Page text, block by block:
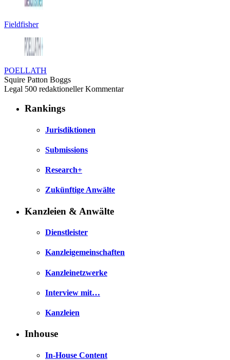
Fieldfisher
POELLATH
Squire Patton Boggs
Legal 500 redaktioneller Kommentar
Rankings
Jurisdiktionen
Submissions
Research+
Zukünftige Anwälte
Kanzleien & Anwälte
Dienstleister
Kanzleigemeinschaften
Kanzleinetzwerke
Interview mit…
Kanzleien
Inhouse
In-House Content